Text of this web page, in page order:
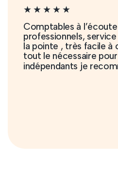
L’équipe de Billy
s’intéresser
analyse
me fournit des
pertinents pour